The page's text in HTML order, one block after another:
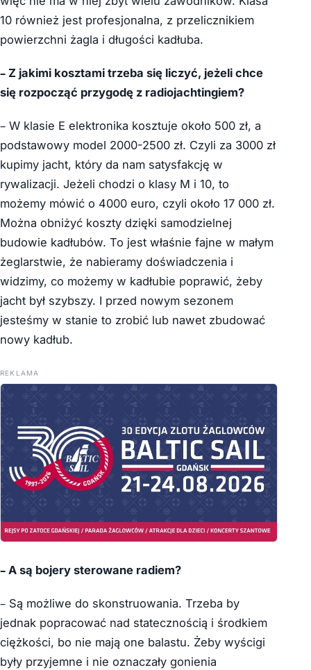
10 również jest profesjonalna, z przelicznikiem
powierzchni żagla i długości kadłuba.
– Z jakimi kosztami trzeba się liczyć, jeżeli chce
się rozpocząć przygodę z radiojachtingiem?
– W klasie E elektronika kosztuje około 500 zł, a
podstawowy model 2000-2500 zł. Czyli za 3000 zł
kupimy jacht, który da nam satysfakcję w
rywalizacji. Jeżeli chodzi o klasy M i 10, to
możemy mówić o 4000 euro, czyli około 17 000 zł.
Można obniżyć koszty dzięki samodzielnej
budowie kadłubów. To jest właśnie fajne w małym
żeglarstwie, że nabieramy doświadczenia i
widzimy, co możemy w kadłubie poprawić, żeby
jacht był szybszy. I przed nowym sezonem
jesteśmy w stanie to zrobić lub nawet zbudować
nowy kadłub.
REKLAMA
– A są bojery sterowane radiem?
– Są możliwe do skonstruowania. Trzeba by
jednak popracować nad statecznością i środkiem
ciężkości, bo nie mają one balastu. Żeby wyścigi
były przyjemne i nie oznaczały gonienia